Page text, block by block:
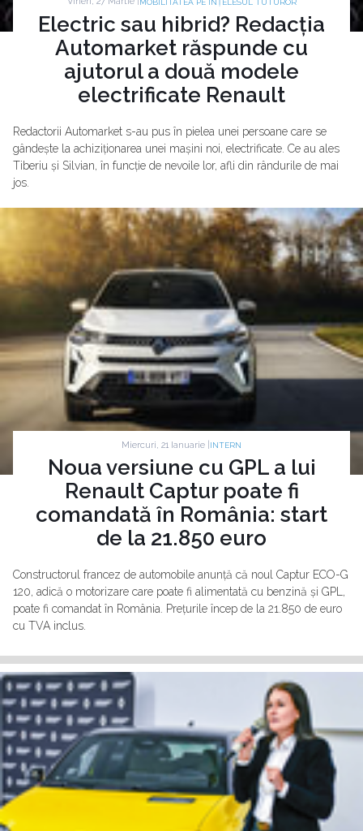
MOBILITATEA PE ÎNȚELESUL TUTUROR
Electric sau hibrid? Redacția
Automarket răspunde cu
ajutorul a două modele
electrificate Renault
Redactorii Automarket s-au pus în pielea unei persoane care se
gândește la achiziționarea unei mașini noi, electrificate. Ce au ales
Tiberiu și Silvian, în funcție de nevoile lor, afli din rândurile de mai
jos.
Miercuri, 21 Ianuarie | INTERN
Noua versiune cu GPL a lui
Renault Captur poate fi
comandată în România: start
de la 21.850 euro
Constructorul francez de automobile anunță că noul Captur ECO-G
120, adică o motorizare care poate fi alimentată cu benzină și GPL,
poate fi comandat în România. Prețurile încep de la 21.850 de euro
cu TVA inclus.